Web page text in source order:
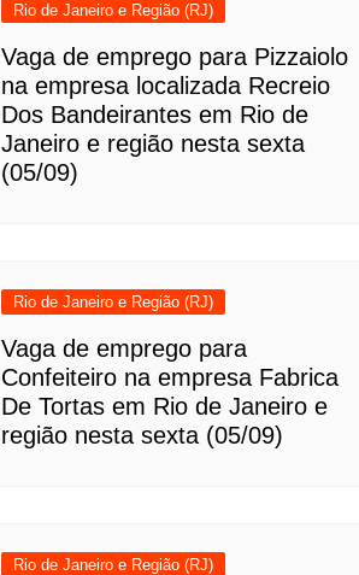
Rio de Janeiro e Região (RJ)
Vaga de emprego para Pizzaiolo
na empresa localizada Recreio
Dos Bandeirantes em Rio de
Janeiro e região nesta sexta
(05/09)
Rio de Janeiro e Região (RJ)
Vaga de emprego para
Confeiteiro na empresa Fabrica
De Tortas em Rio de Janeiro e
região nesta sexta (05/09)
Rio de Janeiro e Região (RJ)